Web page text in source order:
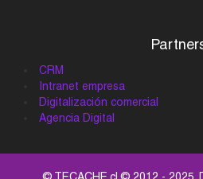
CRM
Intranet empresa
Digitalización comercial
Agencia Digital